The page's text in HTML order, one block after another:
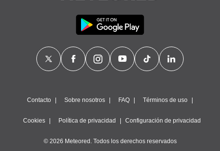
Contacto Sobre nosotros FAQ Términos de uso
Cookies Política de privacidad Configuración de privacidad
© 2026 Meteored. Todos los derechos reservados